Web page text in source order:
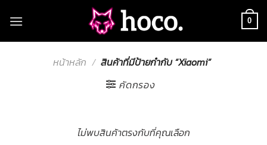
0
หน้าหลัก / สินค้าที่มีป้ายกำกับ “Xiaomi”
คัดกรอง
ไม่พบสินค้าตรงกับที่คุณเลือก